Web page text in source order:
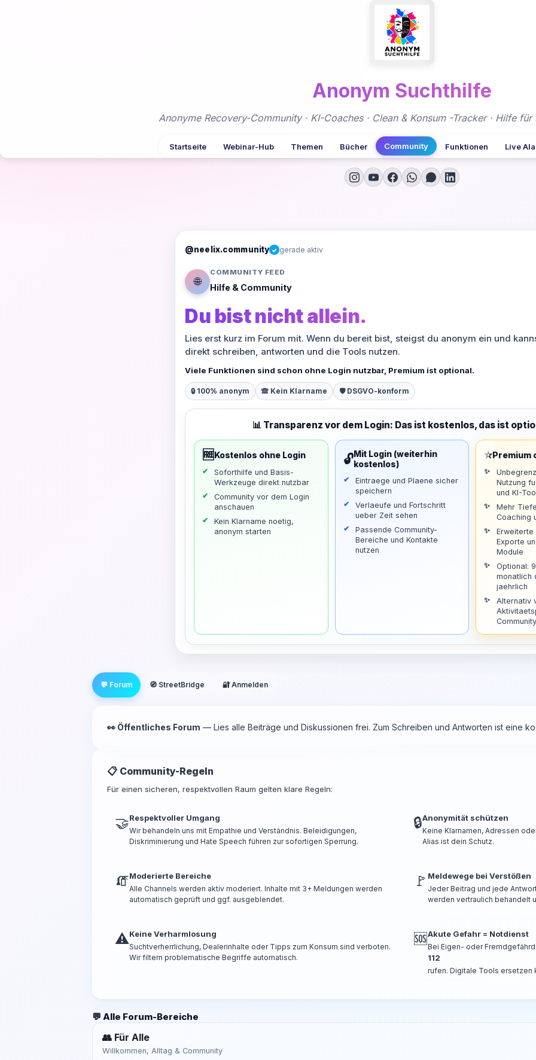
Anonym Suchthilfe
Anonyme Recovery-Community · KI-Coaches · Clean & Konsum -Tracker · Hilfe
Startseite Webinar-Hub Themen Bücher Community Funktionen Live
@neelix.community ✓ gerade aktiv
🌐
COMMUNITY FEED
Hilfe & Community
Du bist nicht allein.
Lies erst kurz im Forum mit. Wenn du bereit bist, steigst du anonym ein und
direkt schreiben, antworten und die Tools nutzen.
Viele Funktionen sind schon ohne Login nutzbar, Premium ist optional.
🔒 100% anonym 🙈 Kein Klarname 🛡️ DSGVO-konform
📊 Transparenz vor dem Login: Das ist kostenlos, das ist
🆓 Kostenlos ohne Login
Soforthilfe und Basis-
Werkzeuge direkt nutzbar
Community vor dem Login
anschauen
Kein Klarname noetig,
anonym starten
🔓Mit Login (weiterhin
kostenlos)
Eintraege und Plaene sicher
speichern
Verlaeufe und Fortschritt
ueber Zeit sehen
Passende Community-
Bereiche und Kontakte
nutzen
⭐Premium
Nutzung
und KI-
Mehr
Coaching
Erweiterte
Exporte
Module
Optional:
monatlich
jaehrlich
Alternativ
💬 Forum 🧭 StreetBridge 🔐 Anmelden
👀 Öffentliches Forum — Lies alle Beiträge und Diskussionen frei. Zum Schreiben und Antworten ist eine
📋 Community-Regeln
Für einen sicheren, respektvollen Raum gelten klare Regeln:
🤝Respektvoller Umgang
Wir behandeln uns mit Empathie und Verständnis. Beleidigungen,
Diskriminierung und Hate Speech führen zur sofortigen Sperrung.
🔒Anonymität schützen
Keine Klarnamen, Adressen
Alias ist dein Schutz.
🧯Moderierte Bereiche
Alle Channels werden aktiv moderiert. Inhalte mit 3+ Meldungen werden
automatisch geprüft und ggf. ausgeblendet.
🚩 Meldewege bei Verstößen
Jeder Beitrag und jede
werden vertraulich behandelt
⚠️Keine Verharmlosung
Suchtverherrlichung, Dealerinhalte oder Tipps zum Konsum sind verboten.
Wir filtern problematische Begriffe automatisch.
🆘Akute Gefahr = Notdienst
Bei Eigen- oder
112
rufen. Digitale Tools ersetzen
💬 Alle Forum-Bereiche
👥 Für Alle
Willkommen, Alltag & Community